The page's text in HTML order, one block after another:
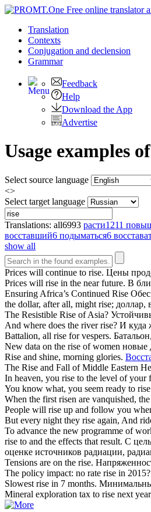
Translation
Contexts
Conjugation and declension
Grammar
Feedback
Help
Download the App
Advertise
Usage examples
Select source language
<>
Select target language
Translations: all6993 расти1211
восставший6 подыматься6
show all
Prices will continue to rise. Цены
Prices will rise in the near future. В
Ensuring Africa’s Continued Rise
the dollar, after all, might rise; доллар,
The Resistible Rise of Asia?
And where does the riverrise? И куда
Battalion, all rise for vespers.
New data on the rise of women новые
Rise and shine, morning glories.
The Rise and Fall of Middle Eastern
In heaven, you rise to the level of your
You know what, you seem ready to rise
When the first risen are vanquished,
People will rise up and follow you
But every night they rise again, And
To advance the new programme of
rise to and the effects that result. С
оценке источников радиации,
Tensions are on the rise.
The policy impact: no rate rise in 2015?
Slowest rise in 7 months.
Mineral exploration tax to rise next year